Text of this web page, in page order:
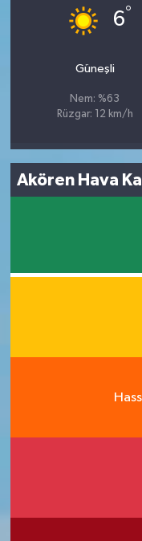
6°
Güneşli
Nem: %63
Rüzgar: 12 km/h
Akören Hava